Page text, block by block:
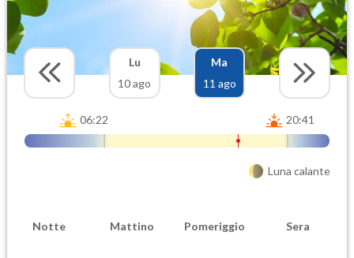
Lu
10 ago
Ma
11 ago
06:22 20:41
Luna calante
Notte Mattino Pomeriggio Sera